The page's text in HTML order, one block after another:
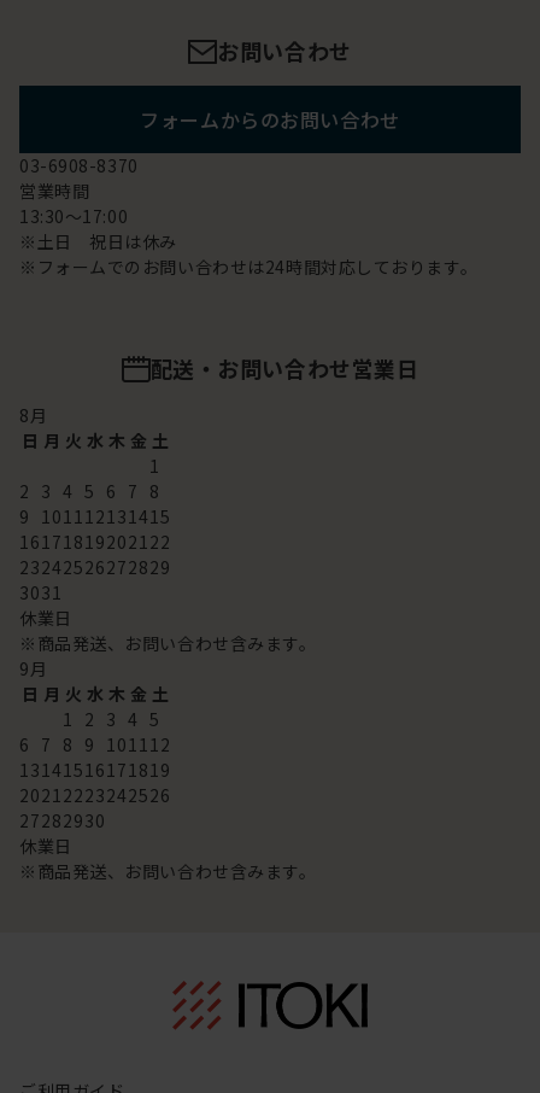
お問い合わせ
フォームからのお問い合わせ
03-6908-8370
営業時間
13:30～17:00
※土日 祝日は休み
※フォームでのお問い合わせは24時間対応しております。
配送・お問い合わせ営業日
8月
日 月 火 水 木 金 土
1
2 3 4 5 6 7 8
9 101112131415
16171819202122
23242526272829
3031
休業日
※商品発送、お問い合わせ含みます。
9月
日 月 火 水 木 金 土
1 2 3 4 5
6 7 8 9 101112
13141516171819
20212223242526
27282930
休業日
※商品発送、お問い合わせ含みます。